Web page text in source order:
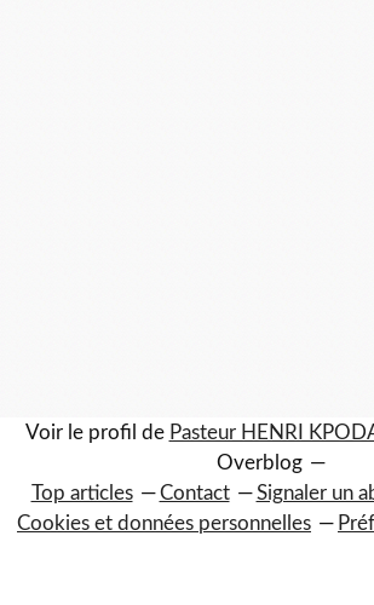
Voir le profil de Pasteur HENRI
Overblog
Top articles
Contact Signaler un
Cookies et données personnelles